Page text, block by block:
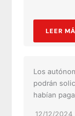
LEER
Los
podrán
habían
12/12/2024